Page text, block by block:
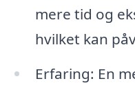
mere tid og
hvilket kan
Erfaring: En